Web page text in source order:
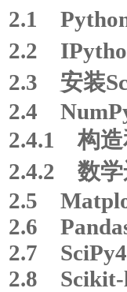
2.1
2.2
2.3 安装
2.4
2.4.1 构造
2.4.2 数学
2.5
2.6
2.7
2.8 Scikit-